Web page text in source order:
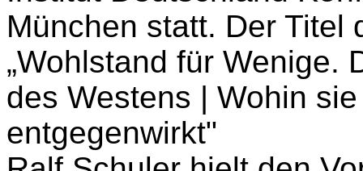
München statt. Der Titel
„Wohlstand für Wenige.
des Westens | Wohin
entgegenwirkt"